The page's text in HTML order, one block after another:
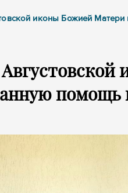
иконы Божией